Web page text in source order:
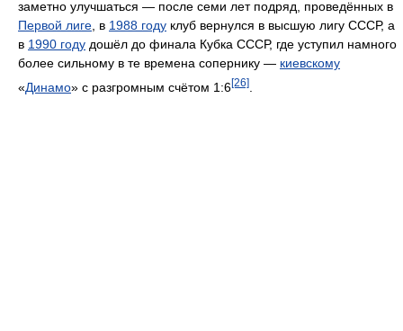
заметно улучшаться — после семи лет подряд, проведённых в
Первой лиге, в 1988 году клуб вернулся в высшую лигу СССР, а
в 1990 году дошёл до финала Кубка СССР, где уступил намного
более сильному в те времена сопернику — киевскому
«Динамо» с разгромным счётом 1:6[26]